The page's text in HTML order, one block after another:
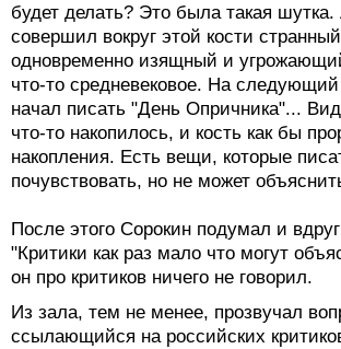
будет делать? Это была такая шутка.
совершил вокруг этой кости
одновременно изящный и
что-то средневековое. На
начал писать "День Опричника"...
что-то накопилось, и кость как бы
накопления. Есть вещи, которые
почувствовать, но не может
После этого Сорокин подумал и
"Критики как раз мало что могут
он про критиков ничего не говорил.
Из зала, тем не менее, прозвучал
ссылающийся на российских